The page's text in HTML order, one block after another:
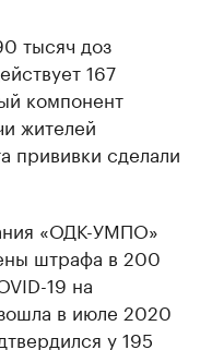
тысяч доз
167
компонент
жителей
прививки сделали
«ОДК-УМПО»
штрафа в 200
19 на
в июле 2020
у 195